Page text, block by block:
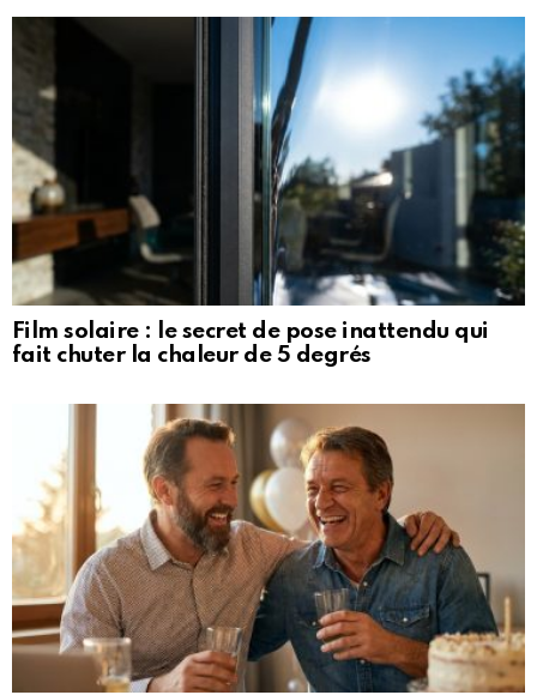
Film solaire : le secret de pose inattendu qui
fait chuter la chaleur de 5 degrés